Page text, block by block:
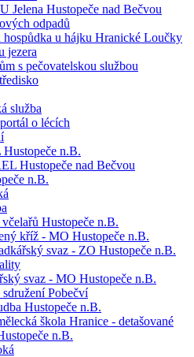
Jelena Hustopeče nad Bečvou
odpadů
hospůdka u hájku Hranické Loučky
jezera
s pečovatelskou službou
služba
o lécích
n.B.
Hustopeče nad Bečvou
n.B.
Hustopeče n.B.
kříž - MO Hustopeče n.B.
svaz - ZO Hustopeče n.B.
svaz - MO Hustopeče n.B.
Pobečví
Hustopeče n.B.
škola Hranice - detašované
n.B.